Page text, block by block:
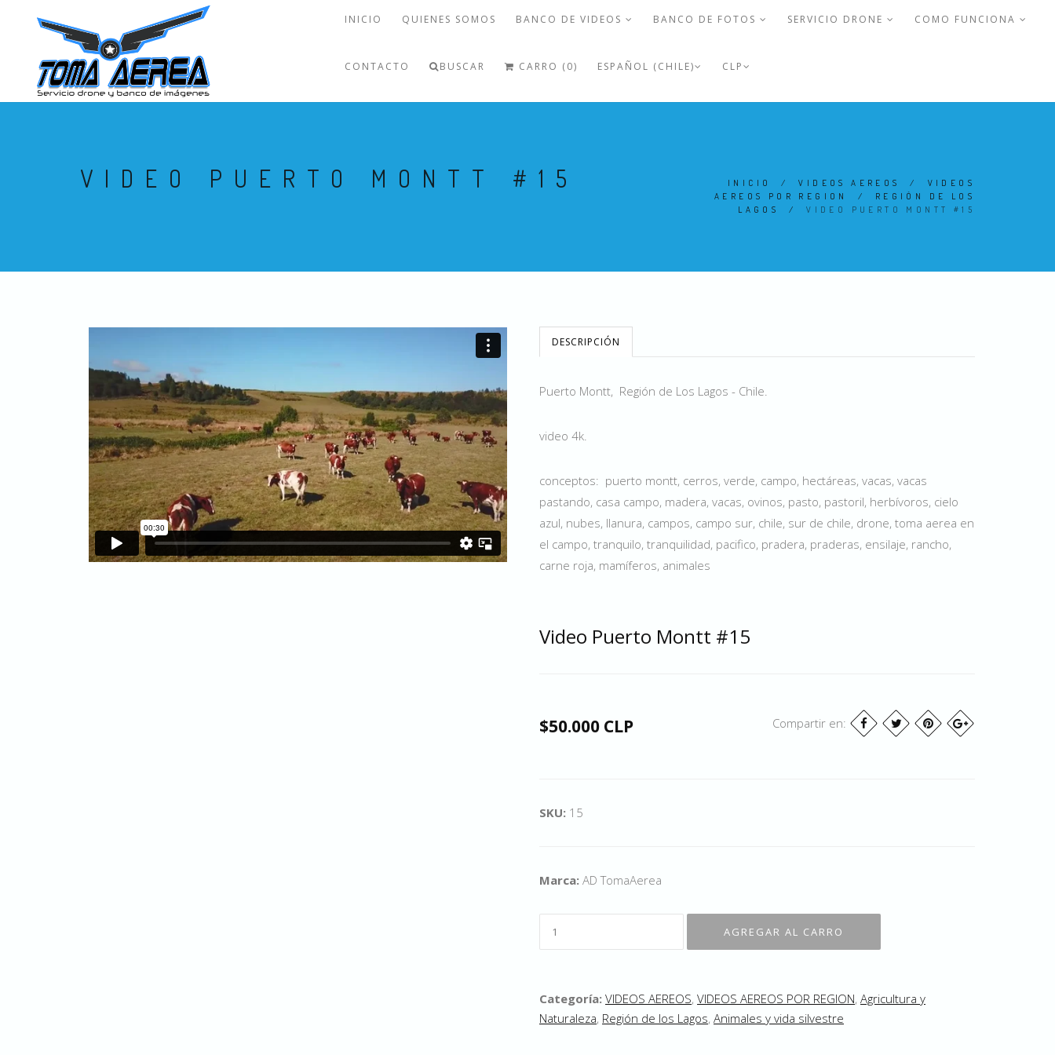
INICIO QUIENES SOMOS BANCO DE VIDEOS BANCO DE FOTOS SERVICIO DRONE COMO FUNCIONA
CONTACTO BUSCAR CARRO (0) ESPAÑOL (CHILE) CLP
VIDEO PUERTO MONTT #15 INICIO /VIDEOS AEREOS / VIDEOS
AEREOS POR REGION
/ REGIÓN DE LOS
LAGOS
/VIDEO PUERTO MONTT #15
DESCRIPCIÓN
Puerto Montt, Región de Los Lagos - Chile.
video 4k.
conceptos: puerto montt, cerros, verde, campo, hectáreas, vacas, vacas
pastando, casa campo, madera, vacas, ovinos, pasto, pastoril, herbívoros, cielo
azul, nubes, llanura, campos, campo sur, chile, sur de chile, drone, toma aerea en
el campo, tranquilo, tranquilidad, pacifico, pradera, praderas, ensilaje, rancho,
carne roja, mamíferos, animales
Video Puerto Montt #15
$50.000 CLP Compartir en:
SKU: 15
Marca: AD TomaAerea
Categoría: VIDEOS AEREOS, VIDEOS AEREOS POR REGION, Agricultura y
Naturaleza, Región de los Lagos, Animales y vida silvestre